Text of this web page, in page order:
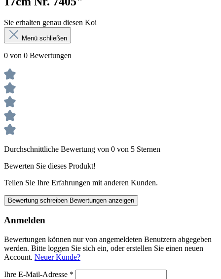
Sie erhalten genau diesen Koi
Menü schließen
0 von 0 Bewertungen
Durchschnittliche Bewertung von 0 von 5 Sternen
Bewerten Sie dieses Produkt!
Teilen Sie Ihre Erfahrungen mit anderen Kunden.
Bewertung schreiben Bewertungen anzeigen
Anmelden
Bewertungen können nur von angemeldeten Benutzern abgegeben
werden. Bitte loggen Sie sich ein, oder erstellen Sie einen neuen
Account. Neuer Kunde?
Ihre E-Mail-Adresse *